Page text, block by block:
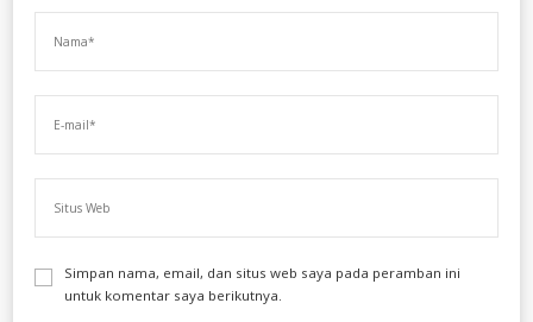
Simpan nama, email, dan situs web saya pada peramban ini
untuk komentar saya berikutnya.